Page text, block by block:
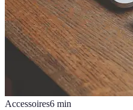
Accessoires6 min